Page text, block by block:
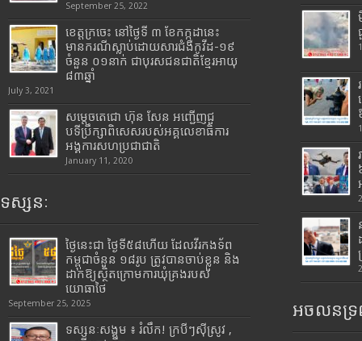
September 25, 2022
ខេត្តក្រចេះ នៅថ្ងៃទី ៣ ខែកក្កដានេះ
មានករណីស្លាប់ដោយសារជំងឺកូវីដ-១៩
ចំនួន ០១នាក់ ជាបុរសជនជាតិខ្មែរអាយុ
៨៣ឆ្នាំ
July 3, 2021
សម្តេចតេជោ ហ៊ុន សែន អញ្ជើញជួ
បទីប្រឹក្សាពិសេសរបស់អគ្គលេខាធិការ
អង្គការសហប្រជាជាតិ
January 11, 2020
ទស្សនៈ
ថ្ងៃនេះជា ថ្ងៃទី៥៨ហើយ ដែលវីរកងទ័ព
កម្ពុជាចំនួន ១៨រូប ត្រូវបានចាប់ខ្លួន និង
ដាក់ឱ្យស្ថិតក្រោមការឃុំគ្រងរបស់
យោធាថៃ
September 25, 2025
ទស្សនៈសង្គម ៖ រំលឹក! ក្របីៗស៊ីស្រូវ ,
អចលនទ្រ